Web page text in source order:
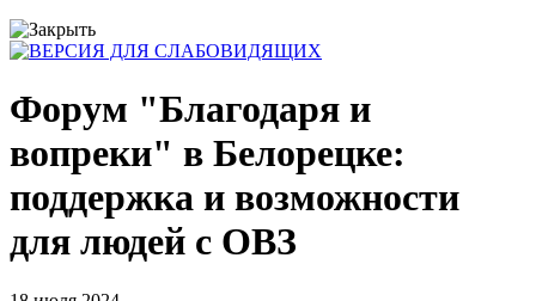
Форум "Благодаря и
вопреки" в Белорецке:
поддержка и возможности
для людей с ОВЗ